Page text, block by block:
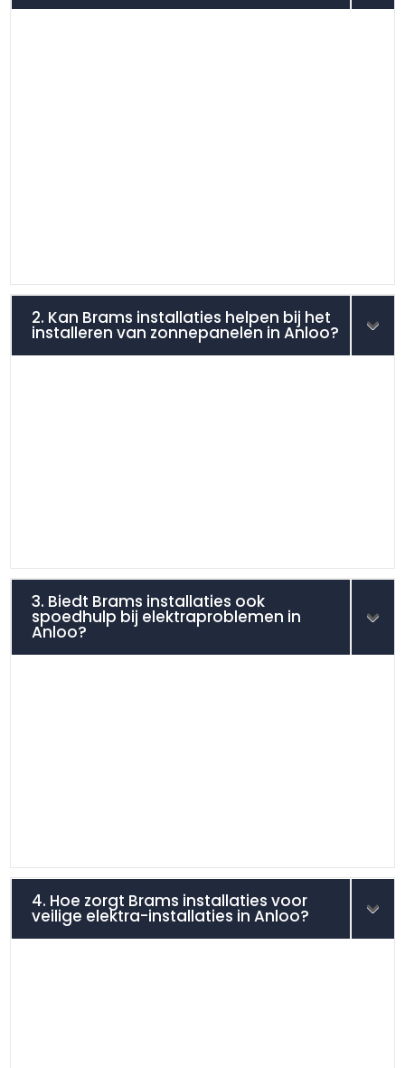
2. Kan Brams installaties helpen bij het
installeren van zonnepanelen in Anloo?
3. Biedt Brams installaties ook
spoedhulp bij elektraproblemen in
Anloo?
4. Hoe zorgt Brams installaties voor
veilige elektra-installaties in Anloo?